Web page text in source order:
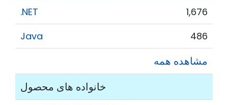
.NET
1,676
Java
486
مشاهده همه
خانواده های محصول